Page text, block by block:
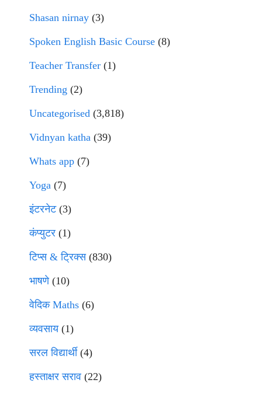
Shasan nirnay (3)
Spoken English Basic Course (8)
Teacher Transfer (1)
Trending (2)
Uncategorised (3,818)
Vidnyan katha (39)
Whats app (7)
Yoga (7)
इंटरनेट(3)
कंप्युटर (1)
टिप्स & ट्रिक्स(830)
भाषणे(10)
वेदिक Maths (6)
व्यवसाय(1)
सरल विद्यार्थी(4)
हस्ताक्षर सराव (22)